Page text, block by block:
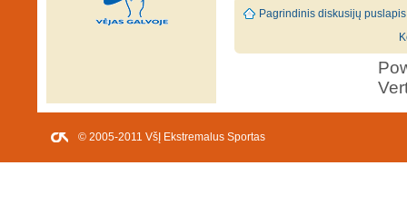
Pagrindinis diskusijų puslapis
© 2005-2011 VšĮ Ekstremalus Sportas